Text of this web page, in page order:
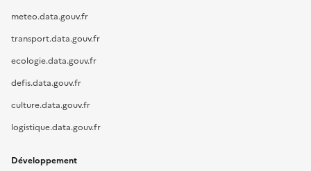
meteo.data.gouv.fr
transport.data.gouv.fr
ecologie.data.gouv.fr
defis.data.gouv.fr
culture.data.gouv.fr
logistique.data.gouv.fr
Développement